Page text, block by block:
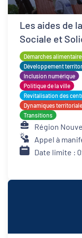
Les aides de
Sociale et
Démarches
Développement
Inclusion numérique
Politique de la ville
Revitalisation des
Dynamiques
Transitions
Région
Appel à
Date limite :